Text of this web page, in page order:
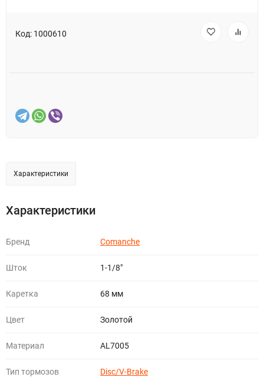
Код: 1000610
Характеристики
Характеристики
Бренд Comanche
Шток 1-1/8"
Каретка 68 мм
Цвет Золотой
Материал AL7005
Тип тормозов Disc/V-Brake